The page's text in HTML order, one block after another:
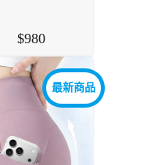
980
最新商品